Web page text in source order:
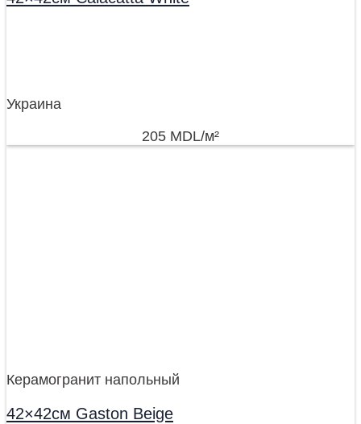
Украина
205 MDL/м²
Керамогранит напольный
42×42см Gaston Beige